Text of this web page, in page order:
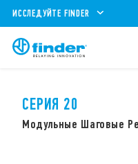
ИССЛЕДУЙТЕ FINDER
СЕРИЯ 20
Модульные Шаговые